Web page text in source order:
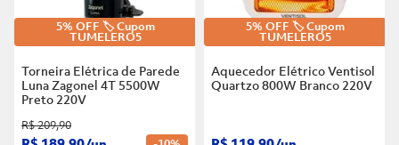
5% OFF 🏷️ Cupom
TUMELERO5
Torneira Elétrica de Parede
Luna Zagonel 4T 5500W
Preto 220V
R$209,90
5% OFF 🏷️ Cupom
TUMELERO5
Aquecedor Elétrico Ventisol
Quartzo 800W Branco 220V